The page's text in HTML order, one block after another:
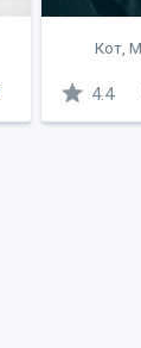
Кот,
4.4